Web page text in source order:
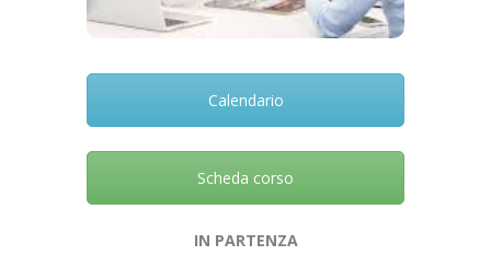
Calendario
Scheda corso
IN PARTENZA